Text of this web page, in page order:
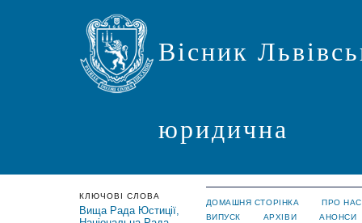
Вісник
юридична
КЛЮЧОВІ СЛОВА
Вища Рада Юстиції,
ДОМАШНЯ СТОРІНКА
ПРО НАС
ВИПУСК
АРХІВИ АНОНСИ